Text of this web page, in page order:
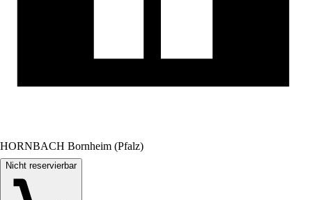
HORNBACH Bornheim (Pfalz)
Nicht reservierbar